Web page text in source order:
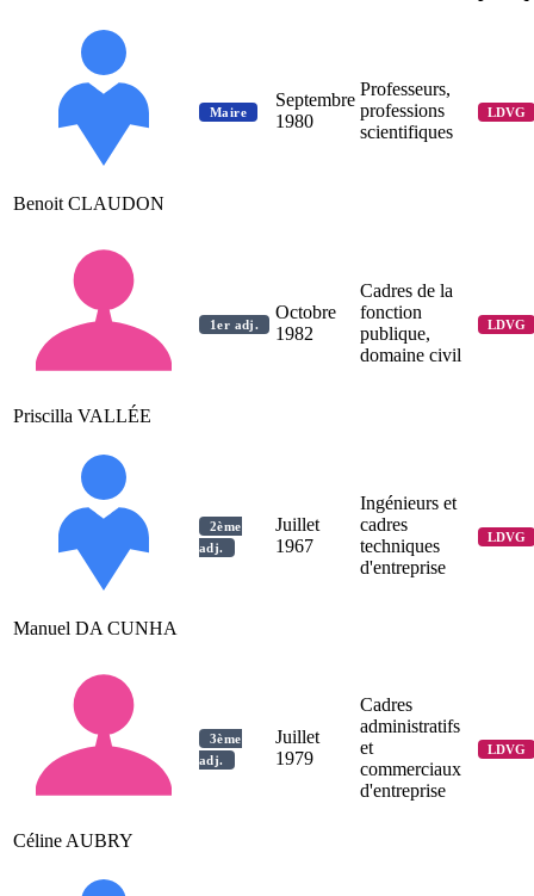
Benoit CLAUDON
Maire
Septembre
1980
Professeurs,
professions
scientifiques
LDVG
Priscilla VALLÉE
1er adj.
Octobre
1982
Cadres de la
fonction
publique,
domaine civil
LDVG
Manuel DA CUNHA
2ème
adj.
Juillet
1967
Ingénieurs et
cadres
techniques
d'entreprise
LDVG
Céline AUBRY
3ème
adj.
Juillet
1979
Cadres
administratifs
et
commerciaux
d'entreprise
LDVG